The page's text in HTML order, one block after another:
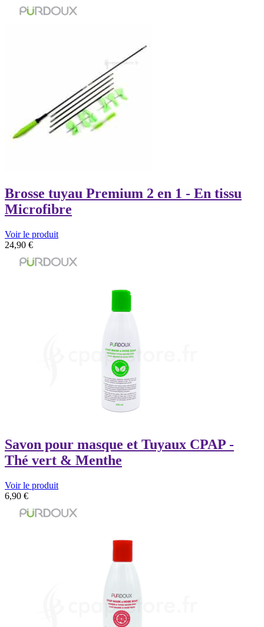
Brosse tuyau Premium 2 en 1 - En tissu
Microfibre
Voir le produit
24,90 €
Savon pour masque et Tuyaux CPAP -
Thé vert & Menthe
Voir le produit
6,90 €